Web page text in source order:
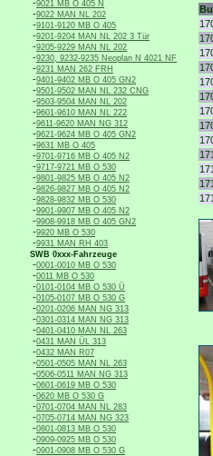
-9021 MB O 405 N
-9022 MAN NL 202
-9101-9120 MB O 405
-9201-9204 MAN NL 202 3 Tür
-9205-9229 MAN NL 202
-9230, 9232-9235 Neoplan N 4021 NF
-9231 MAN 262 FRH
-9401-9402 MB O 405 GN2
-9501-9502 MAN NL 232 CNG
-9503-9504 MAN NL 202
-9601-9610 MAN NL 222
-9611-9620 MAN NG 312
-9621-9624 MB O 405 GN2
-9631 MB O 405
-9701-9716 MB O 405 N2
-9717-9721 MB O 530
-9801-9825 MB O 405 N2
-9826-9827 MB O 405 N2
-9828-9832 MB O 530
-9901-9907 MB O 405 N2
-9908-9918 MB O 405 GN2
-9920 MB O 530
-9931 MAN RH 403
SWB 0xxx-Fahrzeuge
-0001-0010 MB O 530
-0011 MB O 530
-0101-0104 MB O 530 Ü
-0105-0107 MB O 530 G
-0201-0206 MAN NG 313
-0301-0314 MAN NG 313
-0401-0410 MAN NL 263
-0431 MAN ÜL 313
-0432 MAN R07
-0501-0505 MAN NL 263
-0506-0511 MAN NG 313
-0601-0619 MB O 530
-0620 MB O 530 G
-0701-0704 MAN NL 283
-0705-0714 MAN NG 323
-0801-0813 MB O 530
-0909-0925 MB O 530
-0901-0908 MB O 530 G